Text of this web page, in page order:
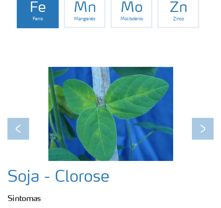
Fe
Ferro
Mn
Manganês
Mo
Molibdênio
Zn
Zinco
Previous Next
Soja - Clorose
Sintomas